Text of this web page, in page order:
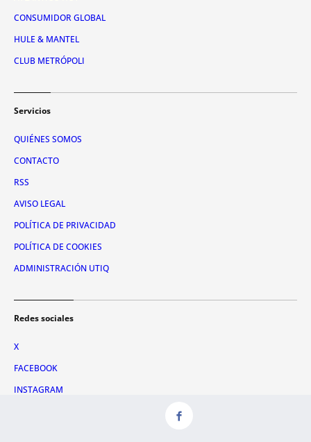
CONSUMIDOR GLOBAL
HULE & MANTEL
CLUB METRÓPOLI
Servicios
QUIÉNES SOMOS
CONTACTO
RSS
AVISO LEGAL
POLÍTICA DE PRIVACIDAD
POLÍTICA DE COOKIES
ADMINISTRACIÓN UTIQ
Redes sociales
X
FACEBOOK
INSTAGRAM